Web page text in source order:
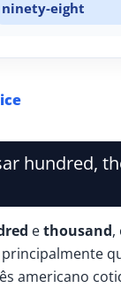
ninety-eight
hundred,
ethousand,
americano